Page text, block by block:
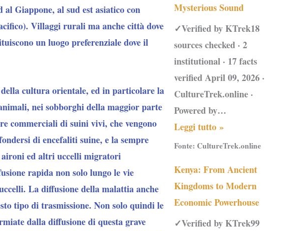
Giappone, al sud est asiatico con
Villaggi rurali ma anche città dove
un luogo preferenziale dove il
cultura orientale, ed in particolare la
nei sobborghi della maggior parte
commerciali di suini vivi, che vengono
di encefaliti suine, e la sempre
ed altri uccelli migratori
rapida non solo lungo le vie
La diffusione della malattia anche
tipo di trasmissione. Non solo quindi le
dalla diffusione di questa grave
Mysterious Sound
✓Verified by KTrek18
sources checked · 2
institutional · 17 facts
verified April 09, 2026 ·
CultureTrek.online ·
Powered by…
Leggi tutto »
Fonte:CultureTrek.online
Kenya: From Ancient
Kingdoms to Modern
Economic Powerhouse
✓Verified by KTrek99